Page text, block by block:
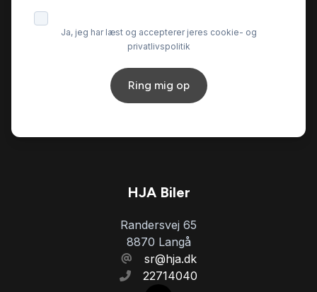
Ja, jeg har læst og accepterer jeres cookie- og
privatlivspolitik
Ring mig op
HJA Biler
Randersvej 65
8870 Langå
sr@hja.dk
22714040